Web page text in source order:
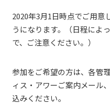
2020年3月1日時点でご用意
うになります。（日程によ
で、ご注意ください。）
参加をご希望の方は、各管
ィス・アワーご案内メール
込みください。